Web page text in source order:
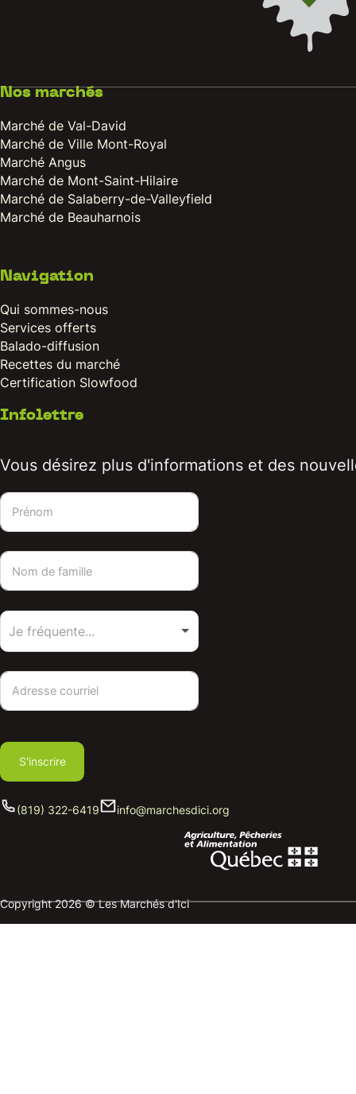
Nos marchés
Marché de Val-David
Marché de Ville Mont-Royal
Marché Angus
Marché de Mont-Saint-Hilaire
Marché de Salaberry-de-Valleyfield
Marché de Beauharnois
Navigation
Qui sommes-nous
Services offerts
Balado-diffusion
Recettes du marché
Certification Slowfood
Infolettre
Vous désirez plus d'informations et des
S'inscrire
(819) 322-6419 info@marchesdici.org
Copyright 2026 © Les Marchés d'Ici